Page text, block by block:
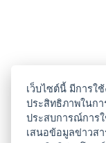
เว็บไซต์นี้ มีการใ
ประสิทธิภาพในก
ประสบการณ์การ
เสนอข้อมูลข่าวส